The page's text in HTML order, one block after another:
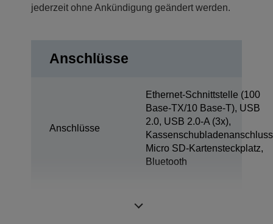
jederzeit ohne Ankündigung geändert werden.
Anschlüsse
Anschlüsse
Ethernet-Schnittstelle (100
Base-TX/10 Base-T), USB
2.0, USB 2.0-A (3x),
Micro SD-Kartensteckplatz,
Bluetooth